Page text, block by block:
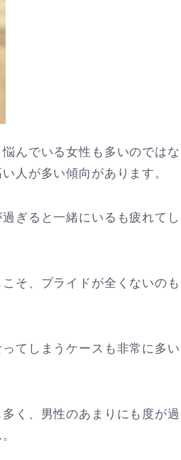
んでいる女性も多いのではな
人が多い傾向があります。
ぎると一緒にいるも疲れてし
そ、プライドが全くないのも
てしまうケースも非常に多い
く、男性のあまりにも度が過